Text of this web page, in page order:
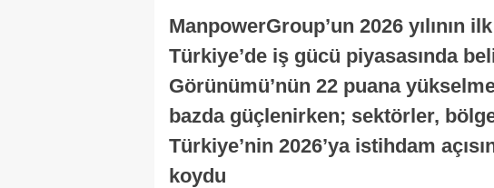
ManpowerGroup’un 2026 yılının
Türkiye’de iş gücü piyasasında
Görünümü’nün 22 puana
bazda güçlenirken; sektörler,
Türkiye’nin 2026’ya istihdam
koydu